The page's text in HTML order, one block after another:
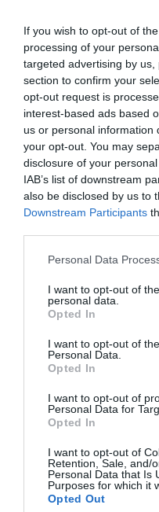
If you wish to opt-out of
processing of your
targeted advertising by
section to confirm your
opt-out request is
interest-based ads based
us or personal information
your opt-out. You may
disclosure of your
IAB’s list of downstream
also be disclosed by us to
Downstream Participants
Please note that this
not limited to your visit or
grant or deny consent to
use your data for below
consent section.
Personal Data
I want to opt-out of
personal data.
Opted In
I want to opt-out of
Personal Data.
Opted In
I want to opt-out of
Personal Data for
Opted In
I want to opt-out of
Retention, Sale, and/
Personal Data that Is
Purposes for which it
Opted Out
ΔΙΕΘΝΗ
Τζεντιλόνι:
με πόρους της
καταστροφές
ΧΡΗΜΑΤΟΔΟΤΗΣΕΙΣ
Ταμείου
ενίσχυση
06.06.2022